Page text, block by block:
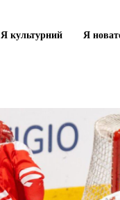
Я культурний Я